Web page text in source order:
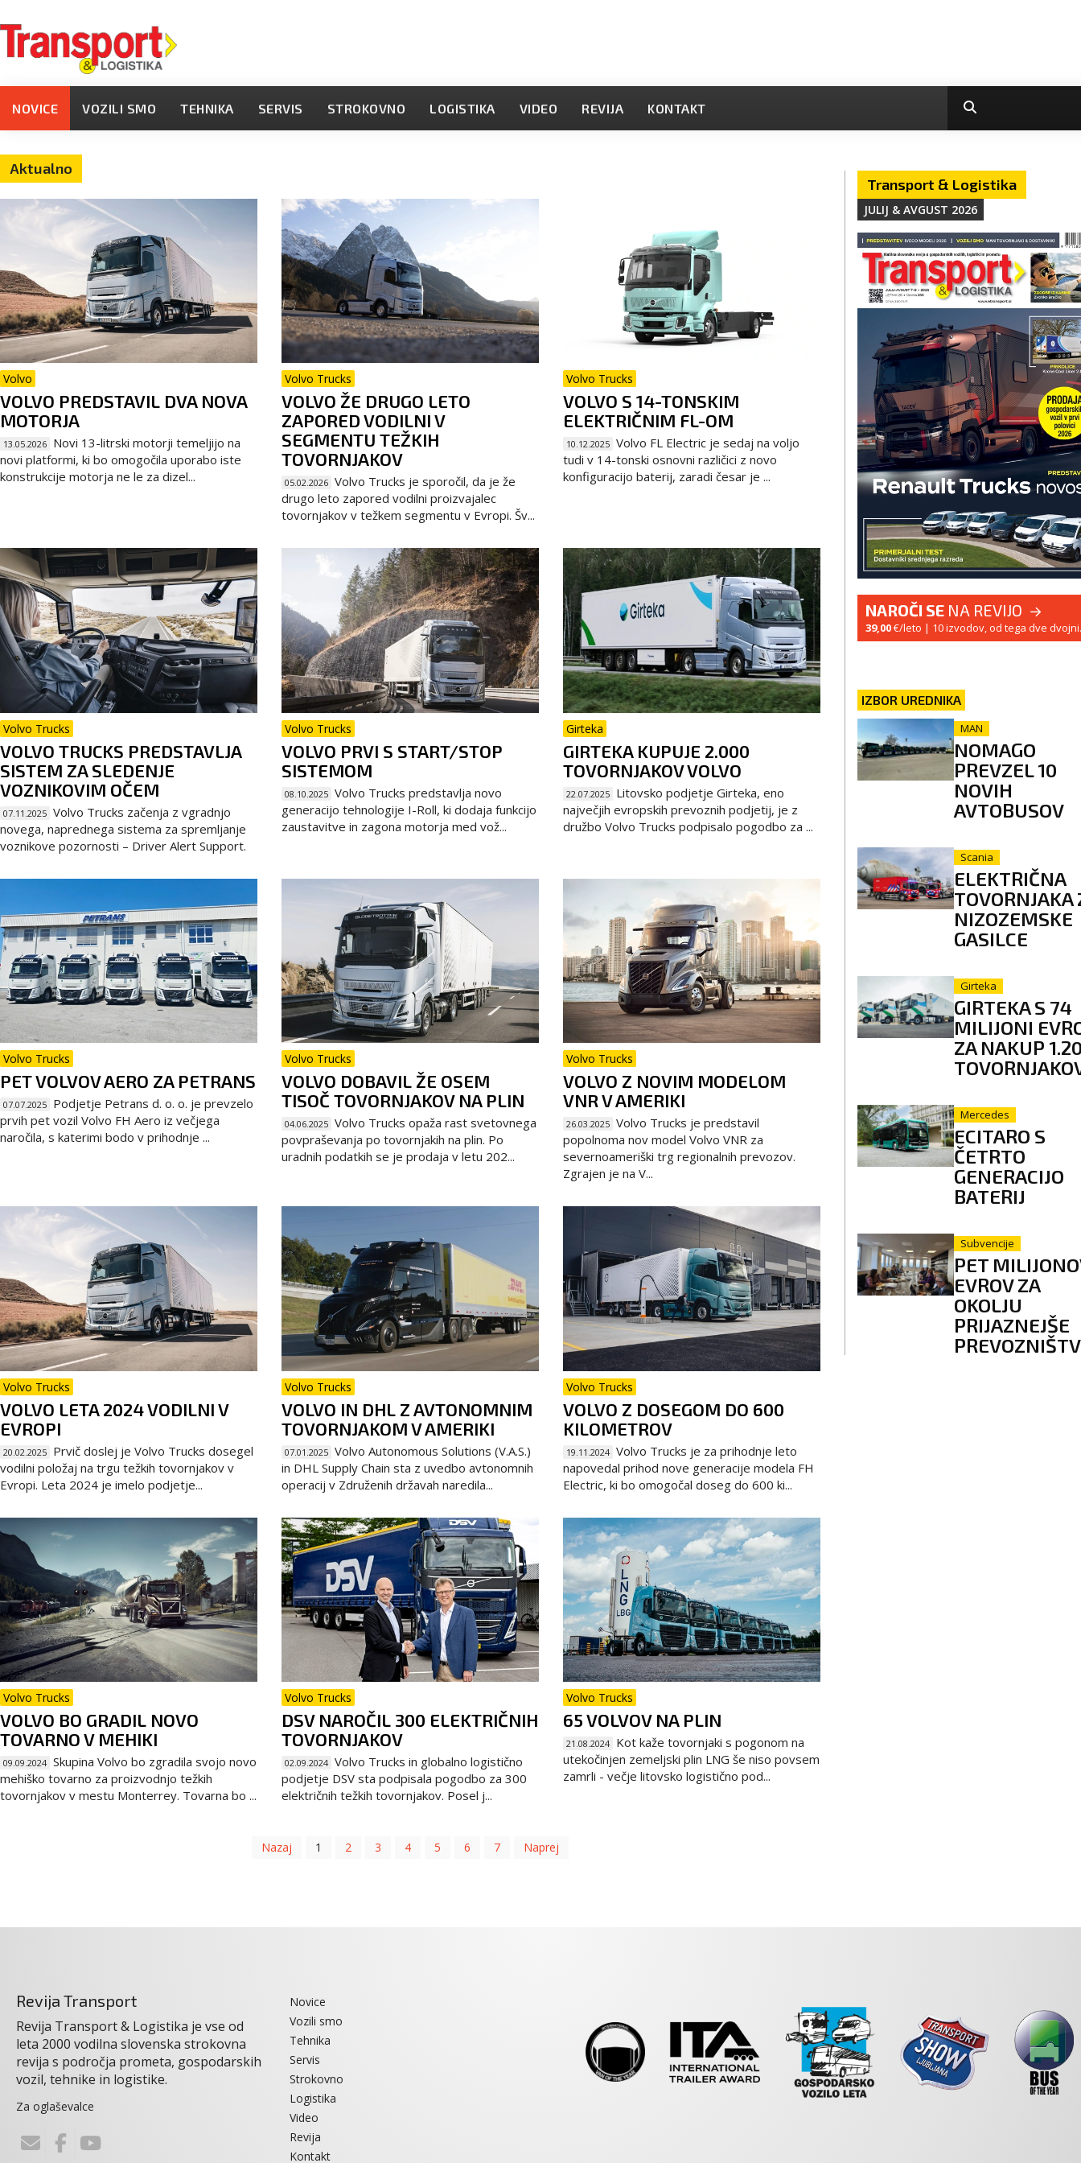
NOVICE VOZILI SMO TEHNIKA SERVIS STROKOVNO LOGISTIKA VIDEO REVIJA KONTAKT
Aktualno
Volvo
VOLVO PREDSTAVIL DVA NOVA
MOTORJA
13.05.2026 Novi 13-litrski motorji temeljijo na
novi platformi, ki bo omogočila uporabo iste
konstrukcije motorja ne le za dizel...
Volvo Trucks
VOLVO ŽE DRUGO LETO
ZAPORED VODILNI V
SEGMENTU TEŽKIH
TOVORNJAKOV
05.02.2026 Volvo Trucks je sporočil, da je že
drugo leto zapored vodilni proizvajalec
tovornjakov v težkem segmentu v Evropi. Šv...
Volvo Trucks
VOLVO S 14-TONSKIM
ELEKTRIČNIM FL-OM
10.12.2025 Volvo FL Electric je sedaj na voljo
tudi v 14-tonski osnovni različici z novo
konfiguracijo baterij, zaradi česar je ...
Volvo Trucks
VOLVO TRUCKS PREDSTAVLJA
SISTEM ZA SLEDENJE
VOZNIKOVIM OČEM
07.11.2025 Volvo Trucks začenja z vgradnjo
novega, naprednega sistema za spremljanje
voznikove pozornosti – Driver Alert Support.
Volvo Trucks
VOLVO PRVI S START/STOP
SISTEMOM
08.10.2025 Volvo Trucks predstavlja novo
generacijo tehnologije I-Roll, ki dodaja funkcijo
zaustavitve in zagona motorja med vož...
Girteka
GIRTEKA KUPUJE 2.000
TOVORNJAKOV VOLVO
22.07.2025 Litovsko podjetje Girteka, eno
največjih evropskih prevoznih podjetij, je z
družbo Volvo Trucks podpisalo pogodbo za ...
Volvo Trucks
PET VOLVOV AERO ZA PETRANS
07.07.2025 Podjetje Petrans d. o. o. je prevzelo
prvih pet vozil Volvo FH Aero iz večjega
naročila, s katerimi bodo v prihodnje ...
Volvo Trucks
VOLVO DOBAVIL ŽE OSEM
TISOČ TOVORNJAKOV NA PLIN
04.06.2025 Volvo Trucks opaža rast svetovnega
povpraševanja po tovornjakih na plin. Po
uradnih podatkih se je prodaja v letu 202...
Volvo Trucks
VOLVO Z NOVIM MODELOM
VNR V AMERIKI
26.03.2025 Volvo Trucks je predstavil
popolnoma nov model Volvo VNR za
severnoameriški trg regionalnih prevozov.
Zgrajen je na V...
Volvo Trucks
VOLVO LETA 2024 VODILNI V
EVROPI
20.02.2025 Prvič doslej je Volvo Trucks dosegel
vodilni položaj na trgu težkih tovornjakov v
Evropi. Leta 2024 je imelo podjetje...
Volvo Trucks
VOLVO IN DHL Z AVTONOMNIM
TOVORNJAKOM V AMERIKI
07.01.2025 Volvo Autonomous Solutions (V.A.S.)
in DHL Supply Chain sta z uvedbo avtonomnih
operacij v Združenih državah naredila...
Volvo Trucks
VOLVO Z DOSEGOM DO 600
KILOMETROV
19.11.2024 Volvo Trucks je za prihodnje leto
napovedal prihod nove generacije modela FH
Electric, ki bo omogočal doseg do 600 ki...
Volvo Trucks
VOLVO BO GRADIL NOVO
TOVARNO V MEHIKI
09.09.2024 Skupina Volvo bo zgradila svojo novo
mehiško tovarno za proizvodnjo težkih
tovornjakov v mestu Monterrey. Tovarna bo ...
Volvo Trucks
DSV NAROČIL 300 ELEKTRIČNIH
TOVORNJAKOV
02.09.2024 Volvo Trucks in globalno logistično
podjetje DSV sta podpisala pogodbo za 300
električnih težkih tovornjakov. Posel j...
Volvo Trucks
65 VOLVOV NA PLIN
21.08.2024 Kot kaže tovornjaki s pogonom na
utekočinjen zemeljski plin LNG še niso povsem
zamrli - večje litovsko logistično pod...
Nazaj 1 2 3 4 5 6 7 Naprej
Transport & Logistika
JULIJ & AVGUST 2026
NAROČI SE NA REVIJO
39,00€/leto | 10 izvodov, od tega dve dvojni.
IZBOR UREDNIKA
MAN
NOMAGO
PREVZEL 10
NOVIH
AVTOBUSOV
Scania
ELEKTRIČNA
TOVORNJAKA
NIZOZEMSKE
GASILCE
Girteka
GIRTEKA S 74
MILIJONI
ZA NAKUP
Mercedes
ECITARO S
ČETRTO
GENERACIJO
BATERIJ
Subvencije
PET
EVROV ZA
OKOLJU
PRIJAZNEJŠE
Revija Transport
Revija Transport & Logistika je vse od
leta 2000 vodilna slovenska strokovna
revija s področja prometa, gospodarskih
vozil, tehnike in logistike.
Za oglaševalce
Novice
Vozili smo
Tehnika
Servis
Strokovno
Logistika
Video
Revija
Kontakt